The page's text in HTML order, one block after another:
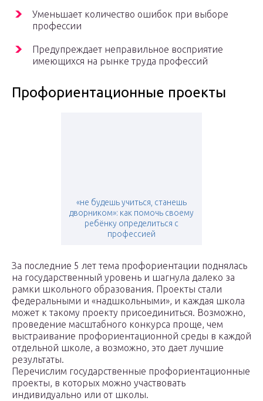
Уменьшает количество ошибок при выборе
профессии
Предупреждает неправильное восприятие
имеющихся на рынке труда профессий
Профориентационные проекты
«не будешь учиться, станешь
дворником»: как помочь своему
ребёнку определиться с
профессией
За последние 5 лет тема профориентации поднялась
на государственный уровень и шагнула далеко за
рамки школьного образования. Проекты стали
федеральными и «надшкольными», и каждая школа
может к такому проекту присоединиться. Возможно,
проведение масштабного конкурса проще, чем
выстраивание профориентационной среды в каждой
отдельной школе, а возможно, это дает лучшие
результаты.
Перечислим государственные профориентационные
проекты, в которых можно участвовать
индивидуально или от школы.